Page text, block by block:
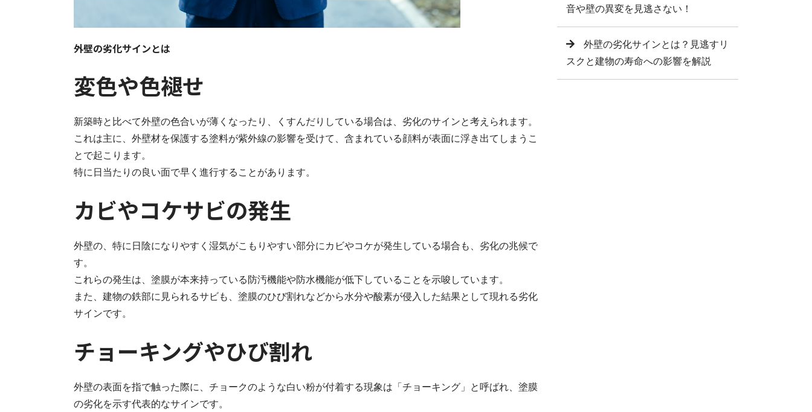
外壁の劣化サインとは
変色や色褪せ
新築時と比べて外壁の色合いが薄くなったり、くすんだりしている場合は、劣化のサインと考えられます。
これは主に、外壁材を保護する塗料が紫外線の影響を受けて、含まれている顔料が表面に浮き出てしまうこ
とで起こります。
特に日当たりの良い面で早く進行することがあります。
カビやコケサビの発生
外壁の、特に日陰になりやすく湿気がこもりやすい部分にカビやコケが発生している場合も、劣化の兆候で
す。
これらの発生は、塗膜が本来持っている防汚機能や防水機能が低下していることを示唆しています。
また、建物の鉄部に見られるサビも、塗膜のひび割れなどから水分や酸素が侵入した結果として現れる劣化
サインです。
チョーキングやひび割れ
外壁の表面を指で触った際に、チョークのような白い粉が付着する現象は「チョーキング」と呼ばれ、塗膜
の劣化を示す代表的なサインです。
音や壁の異変を見逃さない！
外壁の劣化サインとは？見逃すリ
スクと建物の寿命への影響を解説